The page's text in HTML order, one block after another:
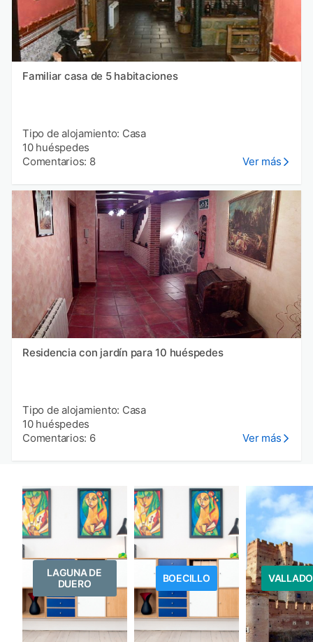
Familiar casa de 5 habitaciones
Tipo de alojamiento: Casa
10 huéspedes
Comentarios: 8
Ver más
Residencia con jardín para 10 huéspedes
Tipo de alojamiento: Casa
10 huéspedes
Comentarios: 6
Ver más
LAGUNA DE
DUERO
BOECILLO